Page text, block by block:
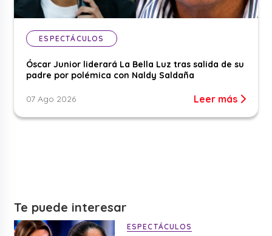
ESPECTÁCULOS
Óscar Junior liderará La Bella Luz tras salida de su
padre por polémica con Naldy Saldaña
07 Ago 2026 Leer más
Te puede interesar
ESPECTÁCULOS